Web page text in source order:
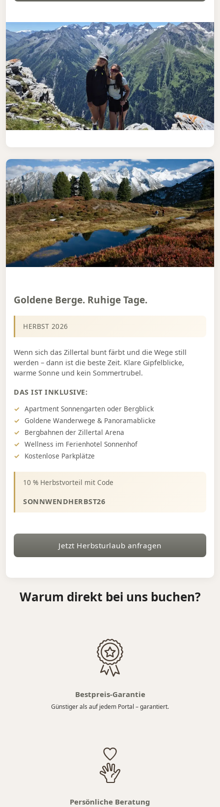
Goldene Berge. Ruhige Tage.
HERBST 2026
Wenn sich das Zillertal bunt färbt und die Wege still
werden – dann ist die beste Zeit. Klare Gipfelblicke,
warme Sonne und kein Sommertrubel.
DAS IST INKLUSIVE:
Apartment Sonnengarten oder Bergblick
Goldene Wanderwege & Panoramablicke
Bergbahnen der Zillertal Arena
Wellness im Ferienhotel Sonnenhof
Kostenlose Parkplätze
10 % Herbstvorteil mit Code
SONNWENDHERBST26
Jetzt Herbsturlaub anfragen
Warum direkt bei uns buchen?
Bestpreis-Garantie
Günstiger als auf jedem Portal – garantiert.
Persönliche Beratung